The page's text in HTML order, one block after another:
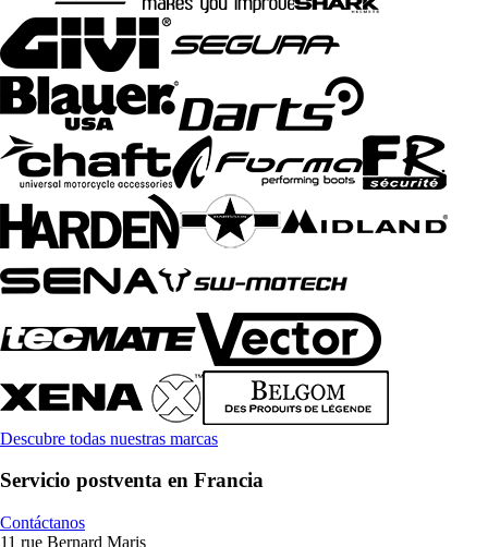
Descubre todas nuestras marcas
Servicio postventa en Francia
Contáctanos
11 rue Bernard Maris